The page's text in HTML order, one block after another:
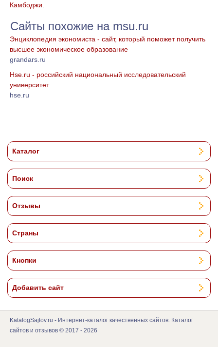
Камбоджи
Сайты похожие на msu.ru
Энциклопедия экономиста - сайт, который поможет получить
высшее экономическое образование
grandars.ru
Hse.ru - российский национальный исследовательский
университет
hse.ru
Каталог
Поиск
Отзывы
Страны
Кнопки
Добавить сайт
KatalogSajtov.ru - Интернет-каталог качественных сайтов. Каталог
сайтов и отзывов © 2017 - 2026